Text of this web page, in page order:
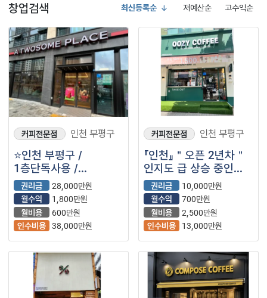
창업검색 최신등록순 저예산순 고수익순
커피전문점 인천 부평구
⭐️인천 부평구 /
1층단독사용 /
주차도가능 / 대형평수 /
＂투썸플레이스＂
입니다⭐️
권리금
28,000만원
월수익
1,800만원
월비용
600만원
인수비용 38,000만원
커피전문점 인천 부평구
『인천』＂오픈 2년차＂
인지도 급 상승 중인
브랜드【우지커피】
권리금
10,000만원
월수익
700만원
월비용
2,500만원
인수비용
13,000만원